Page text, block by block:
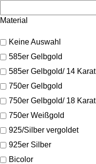
Material
Keine Auswahl
585er Gelbgold
585er Gelbgold/ 14 Karat
750er Gelbgold
750er Gelbgold/ 18 Karat
750er Weißgold
925/Silber vergoldet
925er Silber
Bicolor